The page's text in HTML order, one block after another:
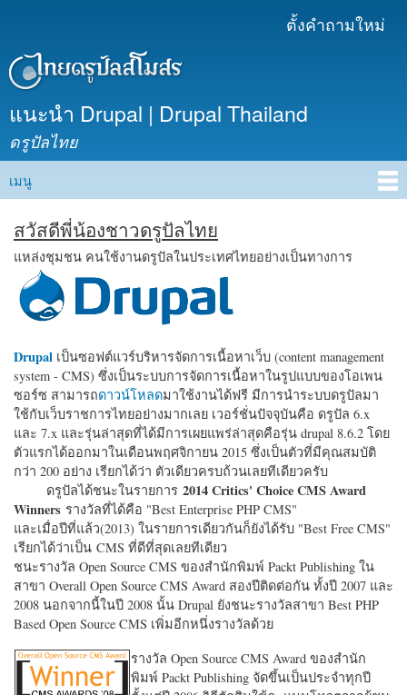
เนื้อหา
ตั้งคำถามใหม่
แนะนำ Drupal | Drupal Thailand
ดรูปัลไทย
Main menu
เมนู
สวัสดีพี่น้องชาวดรูปัลไทย
แหล่งชุมชน คนใช้งานดรูปัลในประเทศไทยอย่างเป็นทางการ
Drupal เป็นซอฟต์แวร์บริหารจัดการเนื้อหาเว็บ (content management
system - CMS) ซึ่งเป็นระบบการจัดการเนื้อหาในรูปแบบของโอเพน
ซอร์ซ สามารถดาวน์โหลดมาใช้งานได้ฟรี มีการนำระบบดรูปัลมา
ใช้กับเว็บราชการไทยอย่างมากเลย เวอร์ชั่นปัจจุบันคือ ดรูปัล 6.x
และ 7.x และรุ่นล่าสุดที่ได้มีการเผยแพร่ล่าสุดคือรุ่น drupal 8.6.2 โดย
ตัวแรกได้ออกมาในเดือนพฤศจิกายน 2015 ซึ่งเป็นตัวที่มีคุณสมบัติ
กว่า 200 อย่าง เรียกได้ว่า ตัวเดียวครบถ้วนเลยทีเดียวครับ
ดรูปัลได้ชนะในรายการ 2014 Critics' Choice CMS Award
Winners รางวัลที่ได้คือ "Best Enterprise PHP CMS"
และเมื่อปีที่แล้ว(2013) ในรายการเดียวกันก็ยังได้รับ "Best Free CMS"
เรียกได้ว่าเป็น CMS ที่ดีที่สุดเลยทีเดียว
ชนะรางวัล Open Source CMS ของสำนักพิมพ์ Packt Publishing ใน
สาขา Overall Open Source CMS Award สองปีติดต่อกัน ทั้งปี 2007 และ
2008 นอกจากนี้ในปี 2008 นั้น Drupal ยังชนะรางวัลสาขา Best PHP
Based Open Source CMS เพิ่มอีกหนึ่งรางวัลด้วย
รางวัล Open Source CMS Award ของสำนัก
พิมพ์ Packt Publishing จัดขึ้นเป็นประจำทุกปี